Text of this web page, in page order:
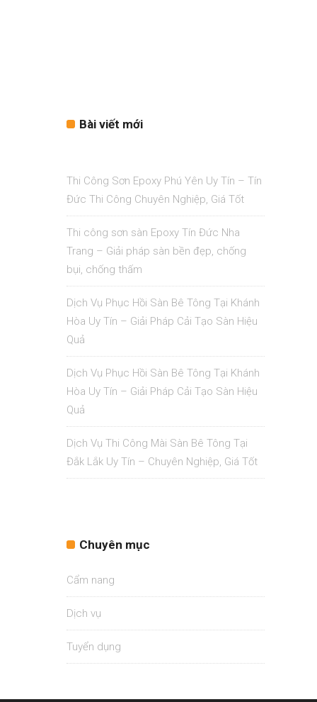
Bài viết mới
Thi Công Sơn Epoxy Phú Yên Uy Tín – Tín
Đức Thi Công Chuyên Nghiệp, Giá Tốt
Thi công sơn sàn Epoxy Tín Đức Nha
Trang – Giải pháp sàn bền đẹp, chống
bụi, chống thấm
Dịch Vụ Phục Hồi Sàn Bê Tông Tại Khánh
Hòa Uy Tín – Giải Pháp Cải Tạo Sàn Hiệu
Quả
Dịch Vụ Phục Hồi Sàn Bê Tông Tại Khánh
Hòa Uy Tín – Giải Pháp Cải Tạo Sàn Hiệu
Quả
Dịch Vụ Thi Công Mài Sàn Bê Tông Tại
Đắk Lắk Uy Tín – Chuyên Nghiệp, Giá Tốt
Chuyên mục
Cẩm nang
Dịch vụ
Tuyển dụng